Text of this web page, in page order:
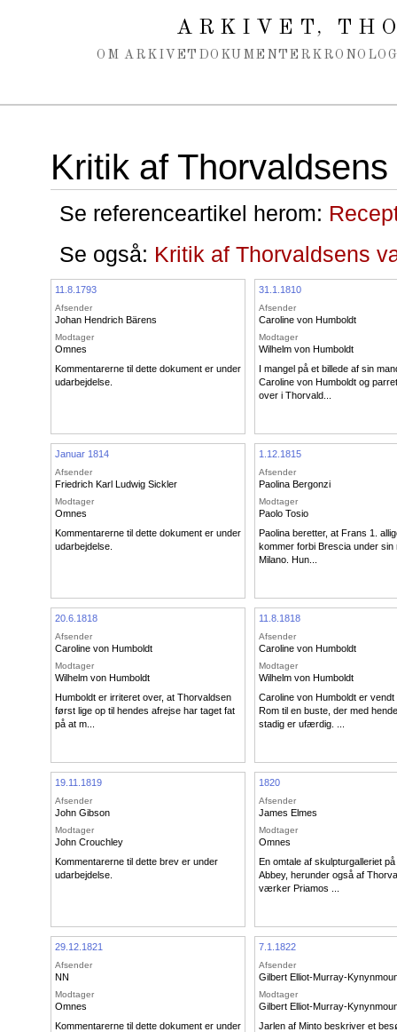
ARKIVET,
OM ARKIVET DOKUMENTER
Kritik af
Se referenceartikel herom:
Se også: Kritik af Thorvaldsens
11.8.1793
Afsender
Johan Hendrich Bärens
Modtager
Omnes
Kommentarerne til dette dokument er under
udarbejdelse.
31.1.1810
Afsender
Caroline von Humboldt
Modtager
Wilhelm von Humboldt
I mangel på et billede af sin
Caroline von Humboldt og
over i Thorvald...
Januar 1814
Afsender
Friedrich Karl Ludwig Sickler
Modtager
Omnes
Kommentarerne til dette dokument er under
udarbejdelse.
1.12.1815
Afsender
Paolina Bergonzi
Modtager
Paolo Tosio
Paolina beretter, at Frans 1.
kommer forbi Brescia under sin
Milano. Hun...
20.6.1818
Afsender
Caroline von Humboldt
Modtager
Wilhelm von Humboldt
Humboldt er irriteret over, at Thorvaldsen
først lige op til hendes afrejse har taget fat
på at m...
11.8.1818
Afsender
Caroline von Humboldt
Modtager
Wilhelm von Humboldt
Caroline von Humboldt er vendt
Rom til en buste, der med
stadig er ufærdig. ...
19.11.1819
Afsender
John Gibson
Modtager
John Crouchley
Kommentarerne til dette brev er under
udarbejdelse.
1820
Afsender
James Elmes
Modtager
Omnes
En omtale af skulpturgalleriet
Abbey, herunder også af
værker Priamos ...
29.12.1821
Afsender
NN
Modtager
Omnes
Kommentarerne til dette dokument er under
7.1.1822
Afsender
Gilbert Elliot-Murray-
Modtager
Gilbert Elliot-Murray-
Jarlen af Minto beskriver et